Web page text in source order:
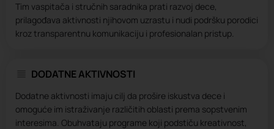
Tim vaspitača i stručnih saradnika prati razvoj dece,
prilagođava aktivnosti njihovom uzrastu i nudi podršku porodici
kroz transparentnu komunikaciju i profesionalan pristup.
DODATNE AKTIVNOSTI
Dodatne aktivnosti imaju cilj da prošire iskustva dece i
omoguće im istraživanje različitih oblasti prema sopstvenim
interesima. Obuhvataju programe koji podstiču kreativnost,